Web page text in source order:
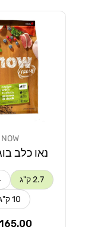
NOW
נאו כלב
2.7 ק"ג
10 ק"ג
מחיר
165.00 ₪